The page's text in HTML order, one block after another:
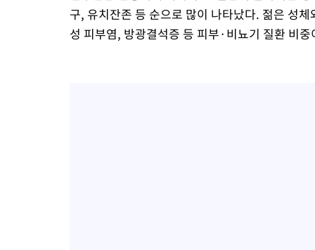
구, 유치잔존 등 순으로 많이 나타났다. 젊은 성
성 피부염, 방광결석증 등 피부·비뇨기 질환 비